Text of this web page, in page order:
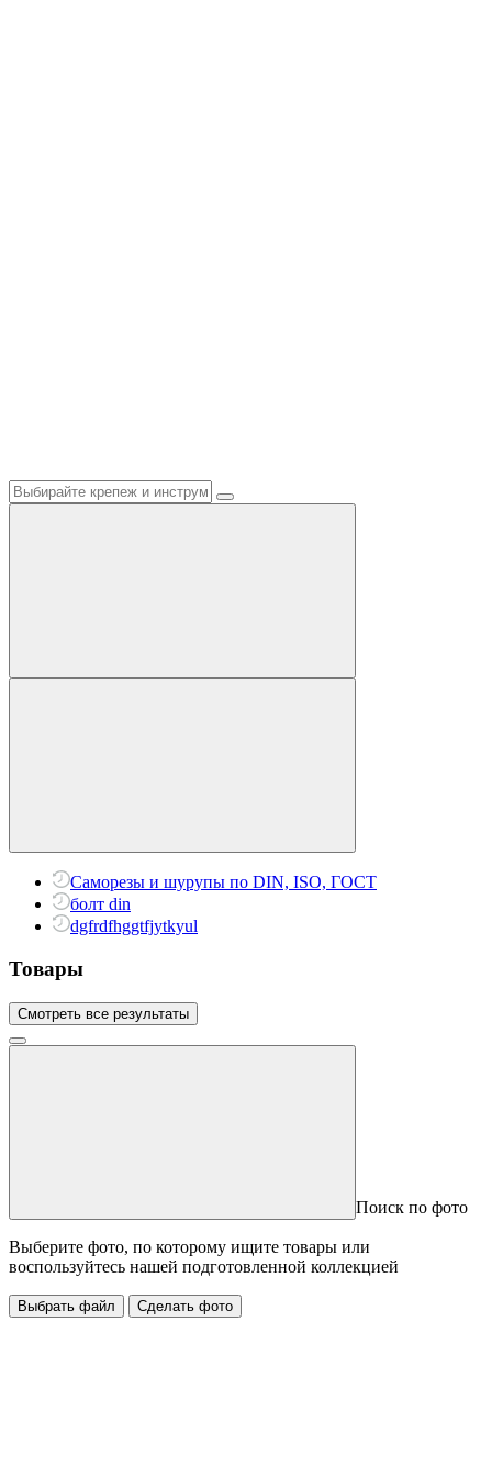
Саморезы и шурупы по DIN, ISO, ГОСТ
болт din
dgfrdfhggtfjytkyul
Товары
Смотреть все результаты
Поиск по фото
Выберите фото, по которому ищите товары или
воспользуйтесь нашей подготовленной коллекцией
Выбрать файл Сделать фото